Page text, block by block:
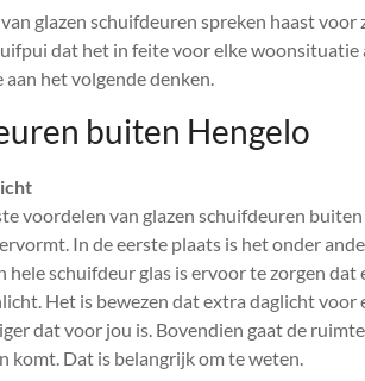
glazen schuifdeuren spreken haast
dat het in feite voor elke woonsituatie
aan het volgende denken.
buiten Hengelo
voordelen van glazen schuifdeuren
In de eerste plaats is het onder
hele schuifdeur glas is ervoor te zorgen
Het is bewezen dat extra daglicht
dat voor jou is. Bovendien gaat de
komt. Dat is belangrijk om te weten.